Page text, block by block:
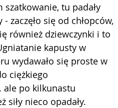
szatkowanie, tu padały
zaczęło się od chłopców,
również dziewczynki i to
kapusty w
wydawało się proste w
ciężkiego
ale po kilkunastu
siły nieco opadały.